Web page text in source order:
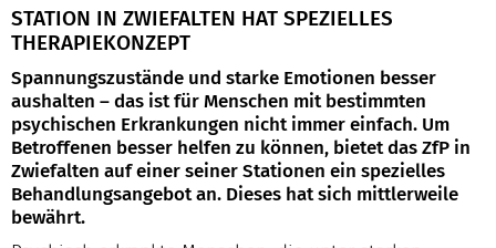
STATION IN ZWIEFALTEN HAT SPEZIELLES
THERAPIEKONZEPT
Spannungszustände und starke Emotionen besser
aushalten – das ist für Menschen mit bestimmten
psychischen Erkrankungen nicht immer einfach. Um
Betroffenen besser helfen zu können, bietet das ZfP in
Zwiefalten auf einer seiner Stationen ein spezielles
Behandlungsangebot an. Dieses hat sich mittlerweile
bewährt.